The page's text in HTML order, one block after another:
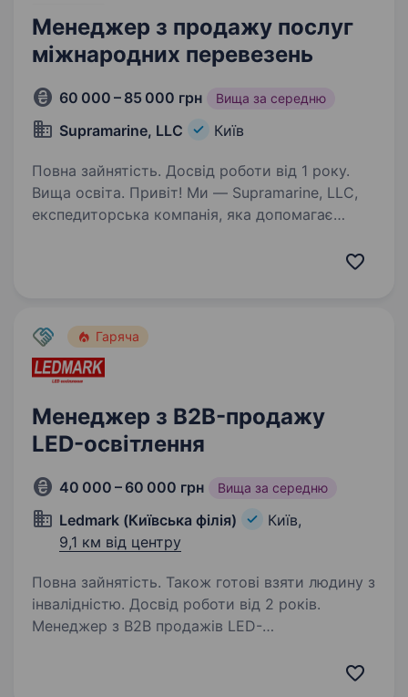
Менеджер з продажу послуг
міжнародних перевезень
60 000 – 85 000 грн Вища за середню
Supramarine, LLC Київ
Повна зайнятість. Досвід роботи від 1 року.
Вища освіта. Привіт! Ми — Supramarine, LLC,
експедиторська компанія, яка допомагає
Гаряча
Менеджер з B2B-продажу
LED-освітлення
40 000 – 60 000 грн Вища за середню
Ledmark (Київська філія)
Київ,
9,1 км від центру
Повна зайнятість. Також готові взяти людину з
інвалідністю. Досвід роботи від 2 років.
Менеджер з B2B продажів LED-
до 60000+ грн без верхньої межіLEDMARK —